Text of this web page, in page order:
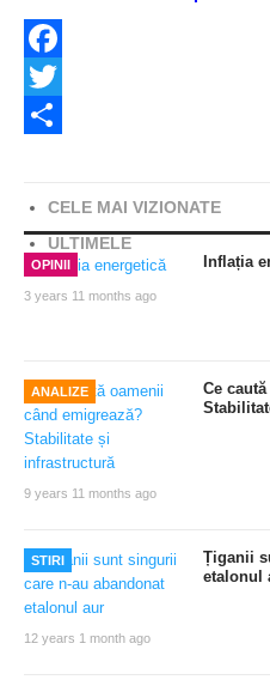
Facebook
Twitter
CELE MAI VIZIONATE
ULTIMELE
OPINII
3 years 11 months ago
Inflația
ANALIZE
9 years 11 months ago
Ce
STIRI
12 years 1 month ago
Țiganii
etalonul